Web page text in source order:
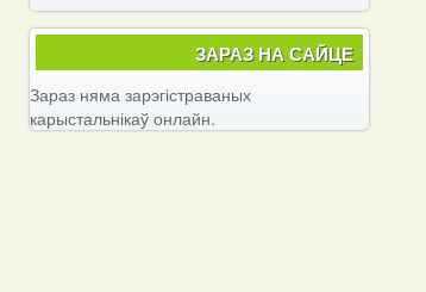
ЗАРАЗ НА САЙЦЕ
Зараз няма зарэгістраваных
карыстальнікаў онлайн.